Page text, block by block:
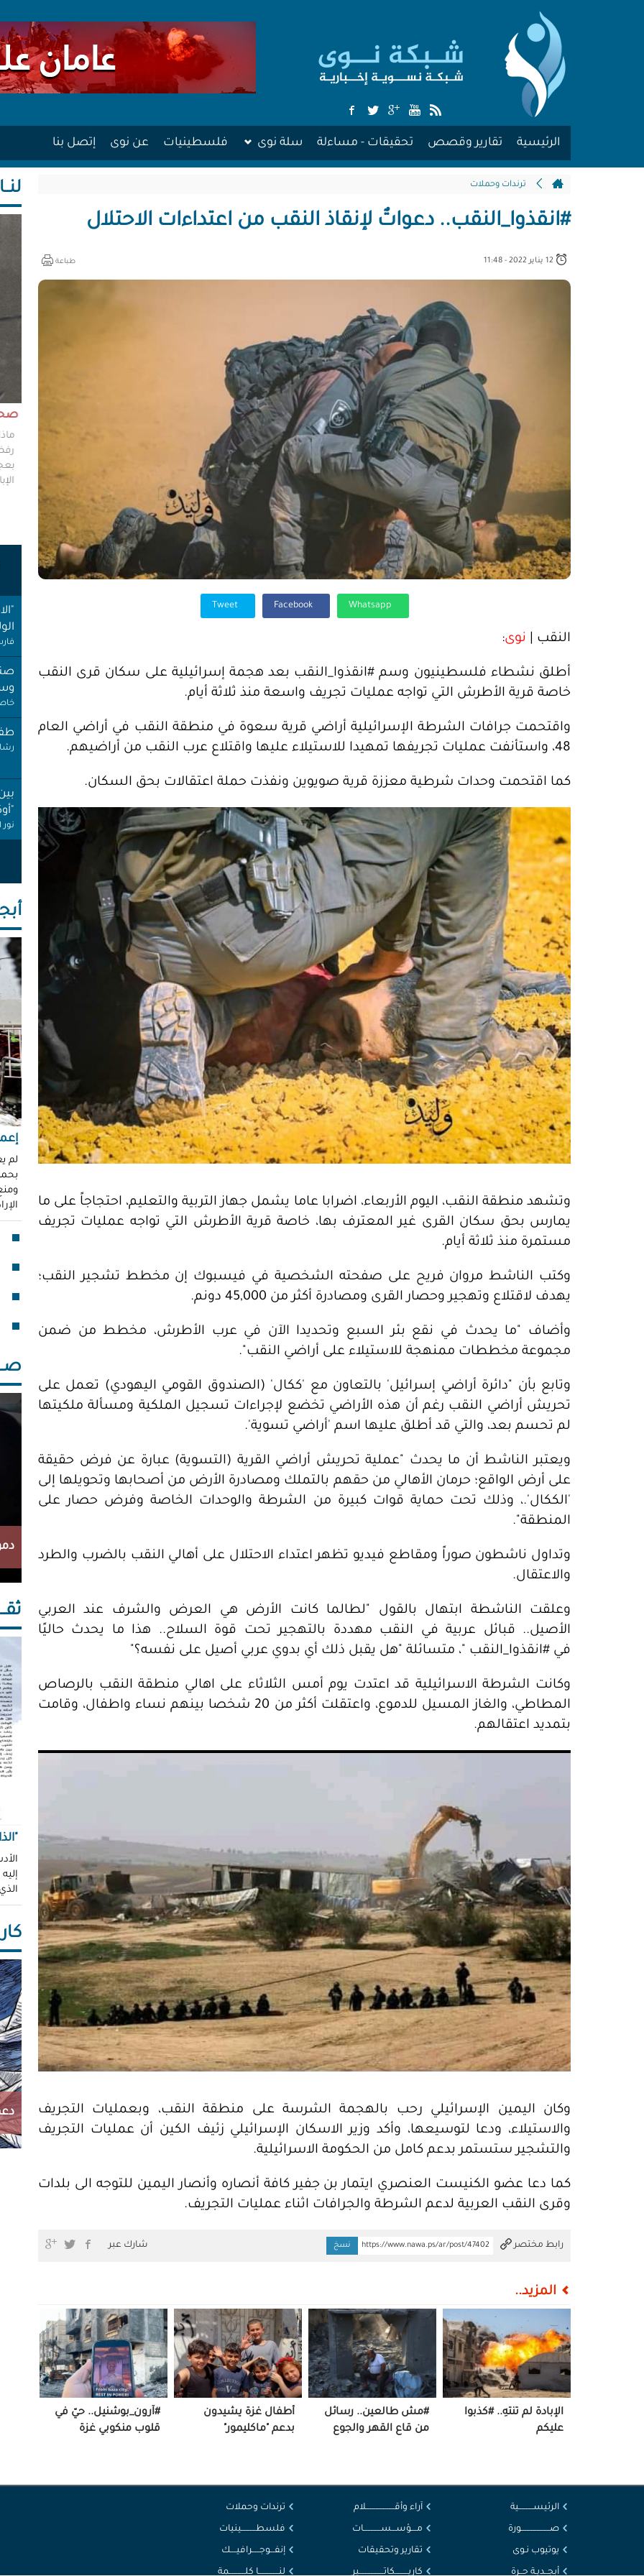
الرئيسية تقارير وقصص تحقيقات - مساءلة سلة نوى فلسطينيات عن نوى إتصل بنا
ترندات وحملات
#انقذوا_النقب.. دعواتٌ لإنقاذ النقب من اعتداءات الاحتلال
طباعة
Tweet Facebook
النقب | نوى:
أطلق نشطاء فلسطينيون وسم #انقذوا_النقب بعد هجمة إسرائيلية على سكان قرى النقب
خاصة قرية الأطرش التي تواجه عمليات تجريف واسعة منذ ثلاثة أيام.
واقتحمت جرافات الشرطة الإسرائيلية أراضي قرية سعوة في منطقة النقب في أراضي العام
48، واستأنفت عمليات تجريفها تمهيدا للاستيلاء عليها واقتلاع عرب النقب من أراضيهم.
كما اقتحمت وحدات شرطية معززة قرية صويوين ونفذت حملة اعتقالات بحق السكان.
وتشهد منطقة النقب، اليوم الأربعاء، اضرابا عاما يشمل جهاز التربية والتعليم، احتجاجاً على ما
يمارس بحق سكان القرى غير المعترف بها، خاصة قرية الأطرش التي تواجه عمليات تجريف
مستمرة منذ ثلاثة أيام.
وكتب الناشط مروان فريح على صفحته الشخصية في فيسبوك إن مخطط تشجير النقب؛
يهدف لاقتلاع وتهجير وحصار القرى ومصادرة أكثر من 45,000 دونم.
وأضاف "ما يحدث في نقع بئر السبع وتحديدا الآن في عرب الأطرش، مخطط من ضمن
مجموعة مخططات ممنهجة للاستيلاء على أراضي النقب".
وتابع بأن "دائرة أراضي إسرائيل' بالتعاون مع 'ككال' (الصندوق القومي اليهودي) تعمل على
تحريش أراضي النقب رغم أن هذه الأراضي تخضع لإجراءات تسجيل الملكية ومسألة ملكيتها
لم تحسم بعد، والتي قد أطلق عليها اسم 'أراضي تسوية'.
ويعتبر الناشط أن ما يحدث "عملية تحريش أراضي القرية (التسوية) عبارة عن فرض حقيقة
على أرض الواقع؛ حرمان الأهالي من حقهم بالتملك ومصادرة الأرض من أصحابها وتحويلها إلى
'الككال'.، وذلك تحت حماية قوات كبيرة من الشرطة والوحدات الخاصة وفرض حصار على
المنطقة".
وتداول ناشطون صوراً ومقاطع فيديو تظهر اعتداء الاحتلال على أهالي النقب بالضرب والطرد
والاعتقال.
وعلقت الناشطة ابتهال بالقول "لطالما كانت الأرض هي العرض والشرف عند العربي
الأصيل.. قبائل عربية في النقب مهددة بالتهجير تحت قوة السلاح.. هذا ما يحدث حاليًا
في #انقذوا_النقب "، متسائلة "هل يقبل ذلك أي بدوي عربي أصيل على نفسه؟"
وكانت الشرطة الاسرائيلية قد اعتدت يوم أمس الثلاثاء على اهالي منطقة النقب بالرصاص
المطاطي، والغاز المسيل للدموع، واعتقلت أكثر من 20 شخصا بينهم نساء واطفال، وقامت
بتمديد اعتقالهم.
وكان اليمين الإسرائيلي رحب بالهجمة الشرسة على منطقة النقب، وبعمليات التجريف
والاستيلاء، ودعا لتوسيعها، وأكد وزير الاسكان الإسرائيلي زئيف الكين أن عمليات التجريف
والتشجير ستستمر بدعم كامل من الحكومة الاسرائيلية.
كما دعا عضو الكنيست العنصري ايتمار بن جفير كافة أنصاره وأنصار اليمين للتوجه الى بلدات
وقرى النقب العربية لدعم الشرطة والجرافات اثناء عمليات التجريف.
رابط مختصر https://www.nawa.ps/ar/post/47402
تم النسخ نسخ شارك عبر
المزيد..
الإبادة لم تنتهِ.. #كذبوا
عليكم
#مش طالعين.. رسائل
من قاع القهر والجوع
أطفال غزة يشيدون
بدعم "ماكليمور"
#آرون_بوشنيل.. حيّ في
قلوب منكوبي غزة
مش وقته!!
ليس مطلوباً من الصحفي أن يكون مخططًا إستراتيجيًا
ليضع إستراتيجيات عملٍ للهيئات العامة، ولكن من حقه
سؤال من يضعون تلك الاستراتيجيات عن تفاصيلها،
وخططهم في حال حدوث السيناريوهات الأسوأ؟
لم
الرئيســــــــــية آراء وأقــــــــــــــــــــلام ترندات وحملات
صــــــــــــــــــــورة مــــؤســـســــــــــــات فلسطــــــــــينيات
يوتيوب نـوى تقارير وتحقيقات إنفـــوجـــــرافيــــك
أبجــديـة حــرة كاريـــــــــكاتـــــــــــــــــير لنــــــــــــــا كلـــــــــــمة